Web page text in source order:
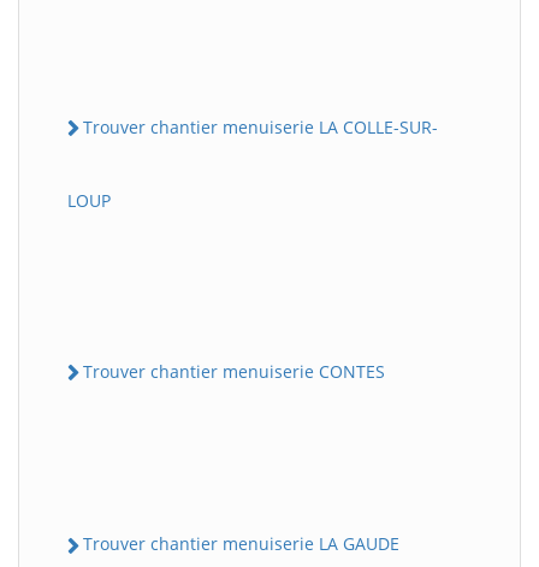
Trouver chantier menuiserie LA COLLE-SUR-
LOUP
Trouver chantier menuiserie CONTES
Trouver chantier menuiserie LA GAUDE